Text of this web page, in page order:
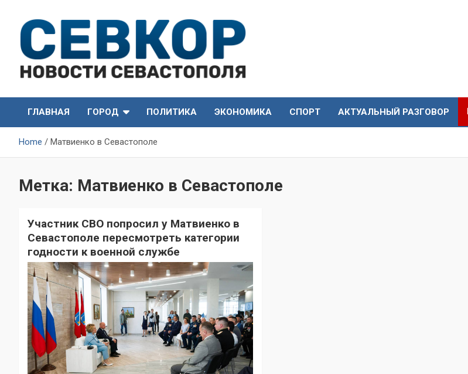
content
СевКор — Новости
Севастополя
Севастополя
ГЛАВНАЯ
ГОРОД ПОЛИТИКА ЭКОНОМИКА СПОРТ АКТУАЛЬНЫЙ РАЗГОВОР
Home Матвиенко в Севастополе
Метка: Матвиенко в Севастополе
Участник СВО попросил у Матвиенко в
Севастополе пересмотреть категории
годности к военной службе